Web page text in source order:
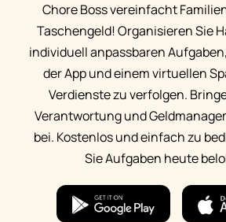
Chore Boss vereinfacht
Taschengeld! Organisieren Sie
individuell anpassbaren
der App und einem virtuellen
Verdienste zu verfolgen.
Verantwortung und
bei. Kostenlos und einfach zu
Sie Aufgaben heute